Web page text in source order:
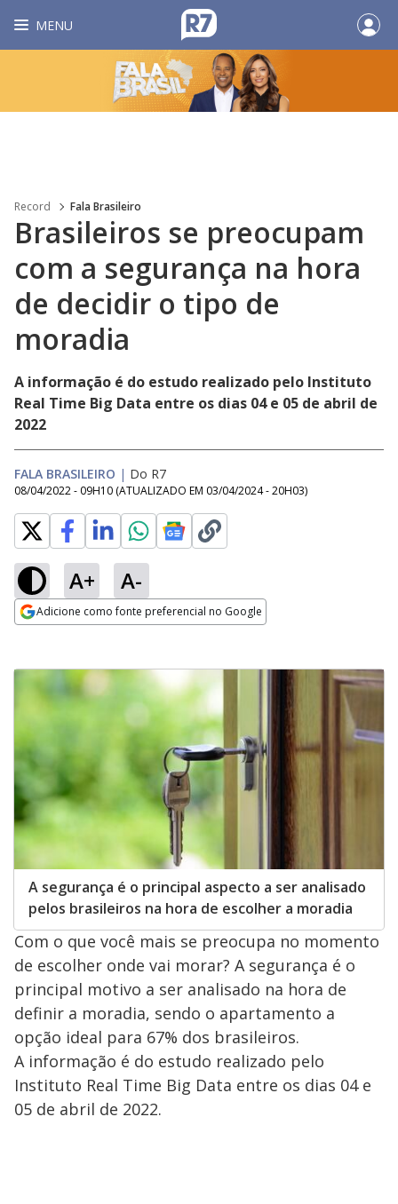
MENU
Record Fala Brasileiro
Brasileiros se preocupam
com a segurança na hora
de decidir o tipo de
moradia
A informação é do estudo realizado pelo Instituto
Real Time Big Data entre os dias 04 e 05 de abril de
2022
FALA BRASILEIRO | Do R7
08/04/2022 - 09H10 (ATUALIZADO EM 03/04/2024 - 20H03)
A+ A-
Adicione como fonte preferencial no Google
A segurança é o principal aspecto a ser analisado
pelos brasileiros na hora de escolher a moradia
Com o que você mais se preocupa no momento
de escolher onde vai morar? A segurança é o
principal motivo a ser analisado na hora de
definir a moradia, sendo o apartamento a
opção ideal para 67% dos brasileiros.
A informação é do estudo realizado pelo
Instituto Real Time Big Data entre os dias 04 e
05 de abril de 2022.